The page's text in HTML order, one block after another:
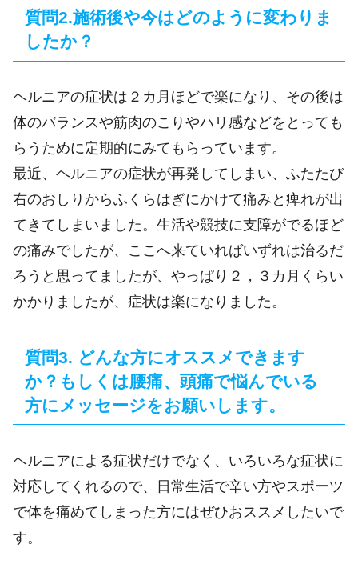
質問2.施術後や今はどのように変わりま
したか？
ヘルニアの症状は２カ月ほどで楽になり、その後は
体のバランスや筋肉のこりやハリ感などをとっても
らうために定期的にみてもらっています。
最近、ヘルニアの症状が再発してしまい、ふたたび
右のおしりからふくらはぎにかけて痛みと痺れが出
てきてしまいました。生活や競技に支障がでるほど
の痛みでしたが、ここへ来ていればいずれは治るだ
ろうと思ってましたが、やっぱり２，３カ月くらい
かかりましたが、症状は楽になりました。
質問3. どんな方にオススメできます
か？もしくは腰痛、頭痛で悩んでいる
方にメッセージをお願いします。
ヘルニアによる症状だけでなく、いろいろな症状に
対応してくれるので、日常生活で辛い方やスポーツ
で体を痛めてしまった方にはぜひおススメしたいで
す。